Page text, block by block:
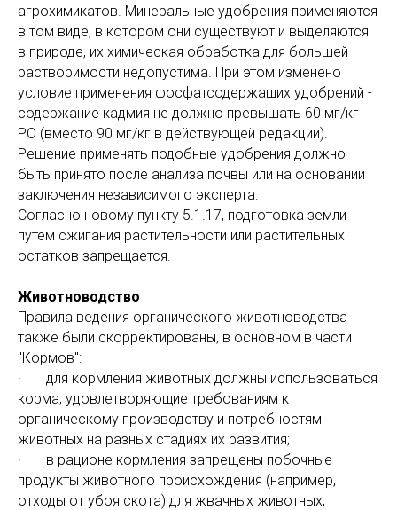
агрохимикатов. Минеральные удобрения применяются
в том виде, в котором они существуют и выделяются
в природе, их химическая обработка для большей
растворимости недопустима. При этом изменено
условие применения фосфатсодержащих удобрений -
содержание кадмия не должно превышать 60 мг/кг
РО (вместо 90 мг/кг в действующей редакции).
Решение применять подобные удобрения должно
быть принято после анализа почвы или на основании
заключения независимого эксперта.
Согласно новому пункту 5.1.17, подготовка земли
путем сжигания растительности или растительных
остатков запрещается.
Животноводство
Правила ведения органического животноводства
также были скорректированы, в основном в части
"Кормов":
· для кормления животных должны использоваться
корма, удовлетворяющие требованиям к
органическому производству и потребностям
животных на разных стадиях их развития;
· в рационе кормления запрещены побочные
продукты животного происхождения (например,
отходы от убоя скота) для жвачных животных,